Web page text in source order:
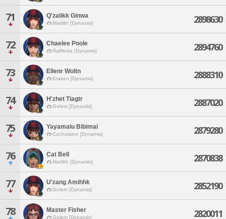
71 Q'zalikk Ginwa
Marilith [Dynamis] 2898630
72 Chaelee Poole
Rafflesia [Dynamis] 2894760
73 Ellenr Woltn
Kraken [Dynamis] 2888310
74 H'zhet Tiagtr
Golem [Dynamis] 2887020
75 Yayamaiu Bibimai
Cuchulainn [Dynamis] 2879280
76 Cat Bell
Marilith [Dynamis] 2870838
77 U'zang Amihhk
Golem [Dynamis] 2852190
78 Master Fisher
Golem [Dynamis] 2820011